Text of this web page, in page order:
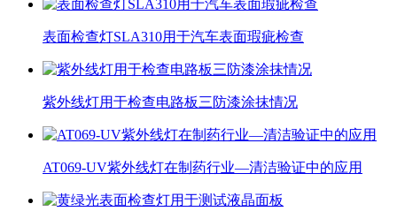
表面检查灯SLA310用于汽车表面瑕疵检查
紫外线灯用于检查电路板三防漆涂抹情况
AT069-UV紫外线灯在制药行业—清洁验证中的应用